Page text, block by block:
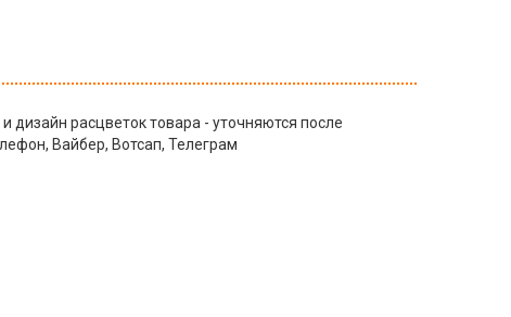
дизайн расцветок товара - уточняются после
Вайбер, Вотсап, Телеграм